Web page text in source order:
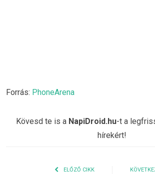
Forrás: PhoneArena
Kövesd te is a NapiDroid.hu-t a
hírekért!
ELŐZŐ CIKK